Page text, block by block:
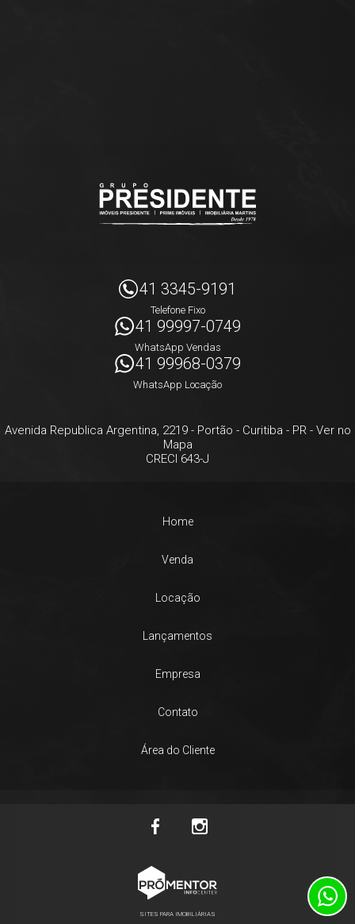
41 3345-9191
Telefone Fixo
41 99997-0749
WhatsApp Vendas
41 99968-0379
WhatsApp Locação
Avenida Republica Argentina, 2219- Portão - Curitiba - PR- Ver no
Mapa
CRECI 643-J
Home
Venda
Locação
Lançamentos
Empresa
Contato
Área do Cliente
SITES PARA IMOBILIÁRIAS